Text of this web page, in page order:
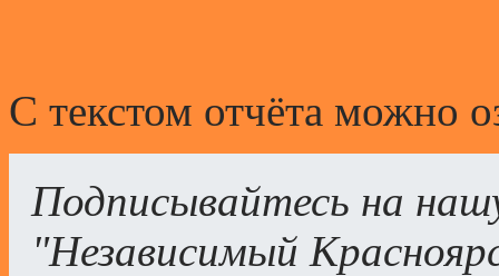
С текстом отчёта можно
Подписывайтесь на
"Независимый